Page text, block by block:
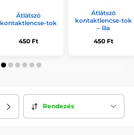
Átlátszó
kontaktlencse-tok
450 Ft
Átlátszó
kontaktlencse-tok
– lila
450 Ft
Rendezés